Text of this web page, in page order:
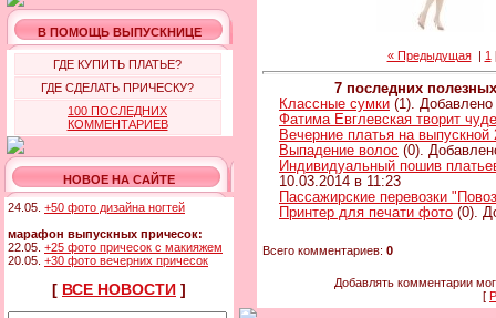
В ПОМОЩЬ ВЫПУСКНИЦЕ
ГДЕ КУПИТЬ ПЛАТЬЕ?
ГДЕ СДЕЛАТЬ ПРИЧЕСКУ?
100 ПОСЛЕДНИХ
КОММЕНТАРИЕВ
НОВОЕ НА САЙТЕ
24.05. +50 фото дизайна ногтей
марафон выпускных причесок:
22.05. +25 фото причесок с макияжем
20.05. +30 фото вечерних причесок
[ ВСЕ НОВОСТИ ]
« Предыдущая| 1
7 последних
Классные сумки (1).
Фатима Евглевская творит
Вечерние платья на выпускной
Выпадение волос (0).
Индивидуальный пошив
10.03.2014 в 11:23
Пассажирские перевозки
Принтер для печати фото (0).
Всего комментариев: 0
Добавлять комментарии
[